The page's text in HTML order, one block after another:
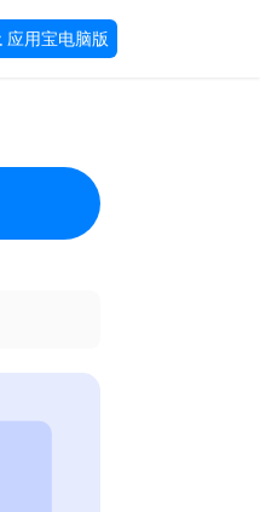
应用宝电脑版